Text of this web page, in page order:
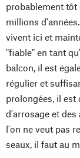
probablement tôt
millions
vivent ici et
"fiable" en tant
balcon, il est
régulier et
prolongées, il est
d'arrosage et
l'on ne veut pas
seaux, il faut au